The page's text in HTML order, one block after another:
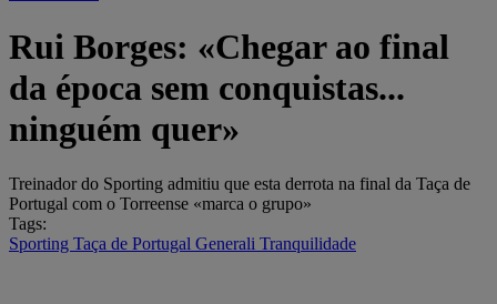
Rui Borges: «Chegar ao final
da época sem conquistas...
ninguém quer»
Treinador do Sporting admitiu que esta derrota na final da Taça de
Portugal com o Torreense «marca o grupo»
Tags:
Sporting Taça de Portugal Generali Tranquilidade